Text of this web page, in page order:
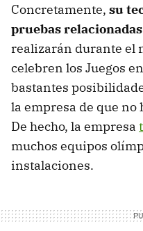
Concretamente, su
pruebas
realizarán durante el
celebren los Juegos
bastantes
la empresa de que no
De hecho, la empresa
muchos equipos
instalaciones.